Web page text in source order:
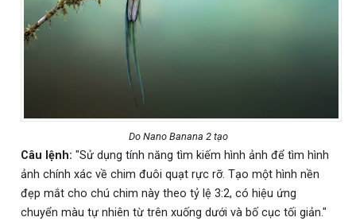
Do Nano Banana 2 tạo
Câu lệnh: "Sử dụng tính năng tìm kiếm hình ảnh để tìm hình
ảnh chính xác về chim đuôi quạt rực rỡ. Tạo một hình nền
đẹp mắt cho chú chim này theo tỷ lệ 3:2, có hiệu ứng
chuyển màu tự nhiên từ trên xuống dưới và bố cục tối giản."